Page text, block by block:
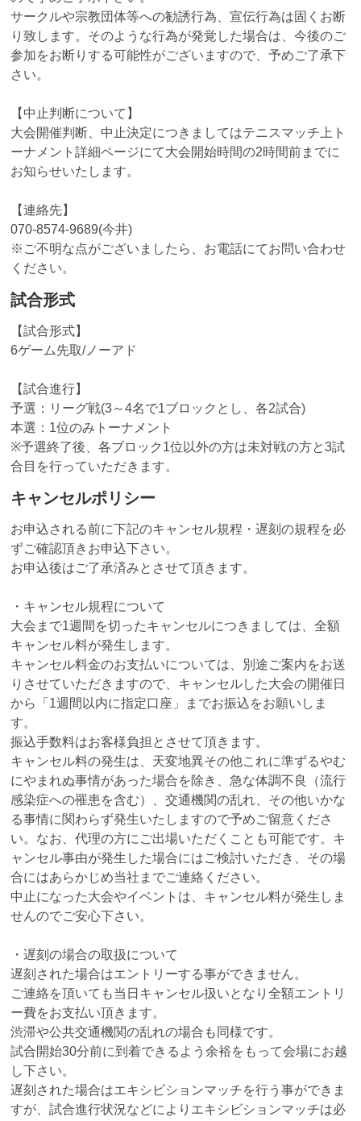
サークルや宗教団体等への勧誘行為、宣伝行為は固くお断
り致します。そのような行為が発覚した場合は、今後のご
参加をお断りする可能性がございますので、予めご了承下
さい。
【中止判断について】
大会開催判断、中止決定につきましてはテニスマッチ上ト
ーナメント詳細ページにて大会開始時間の2時間前までに
お知らせいたします。
【連絡先】
070-8574-9689(今井)
※ご不明な点がございましたら、お電話にてお問い合わせ
ください。
試合形式
【試合形式】
6ゲーム先取/ノーアド
【試合進行】
予選：リーグ戦(3～4名で1ブロックとし、各2試合)
本選：1位のみトーナメント
※予選終了後、各ブロック1位以外の方は未対戦の方と3試
合目を行っていただきます。
キャンセルポリシー
お申込される前に下記のキャンセル規程・遅刻の規程を必
ずご確認頂きお申込下さい。
お申込後はご了承済みとさせて頂きます。
・キャンセル規程について
大会まで1週間を切ったキャンセルにつきましては、全額
キャンセル料が発生します。
キャンセル料金のお支払いについては、別途ご案内をお送
りさせていただきますので、キャンセルした大会の開催日
から「1週間以内に指定口座」までお振込をお願いしま
す。
振込手数料はお客様負担とさせて頂きます。
キャンセル料の発生は、天変地異その他これに準ずるやむ
にやまれぬ事情があった場合を除き、急な体調不良（流行
感染症への罹患を含む）、交通機関の乱れ、その他いかな
る事情に関わらず発生いたしますので予めご留意くださ
い。なお、代理の方にご出場いただくことも可能です。キ
ャンセル事由が発生した場合にはご検討いただき、その場
合にはあらかじめ当社までご連絡ください。
中止になった大会やイベントは、キャンセル料が発生しま
せんのでご安心下さい。
・遅刻の場合の取扱について
遅刻された場合はエントリーする事ができません。
ご連絡を頂いても当日キャンセル扱いとなり全額エントリ
ー費をお支払い頂きます。
渋滞や公共交通機関の乱れの場合も同様です。
試合開始30分前に到着できるよう余裕をもって会場にお越
し下さい。
遅刻された場合はエキシビションマッチを行う事ができま
すが、試合進行状況などによりエキシビションマッチは必